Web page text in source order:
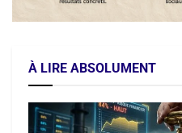
À LIRE ABSOLUMENT